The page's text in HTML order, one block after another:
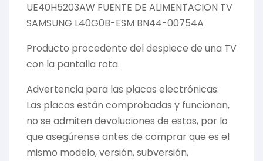
UE40H5203AW FUENTE DE ALIMENTACION TV
SAMSUNG L40G0B-ESM BN44-00754A
Producto procedente del despiece de una TV
con la pantalla rota.
Advertencia para las placas electrónicas:
Las placas están comprobadas y funcionan,
no se admiten devoluciones de estas, por lo
que asegúrense antes de comprar que es el
mismo modelo, versión, subversión,